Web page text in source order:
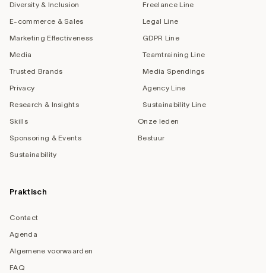
Diversity & Inclusion
E-commerce & Sales
Marketing Effectiveness
Media
Trusted Brands
Privacy
Research & Insights
Skills
Sponsoring & Events
Sustainability
Freelance Line
Legal Line
GDPR Line
Teamtraining Line
Media Spendings
Agency Line
Sustainability Line
Onze leden
Bestuur
Praktisch
Contact
Agenda
Algemene voorwaarden
FAQ